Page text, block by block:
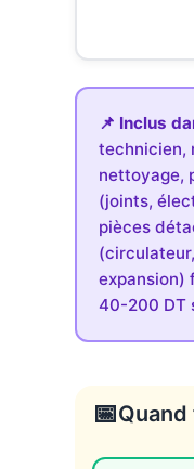
📌 Inclus
technicien,
nettoyage,
(joints,
pièces
expansion)
40-200 DT
📅